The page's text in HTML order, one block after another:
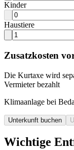
Kinder
Haustiere
Zusatzkosten
Die Kurtaxe wird
Vermieter bezahlt
Klimaanlage bei
Unterkunft buchen
Wichtige